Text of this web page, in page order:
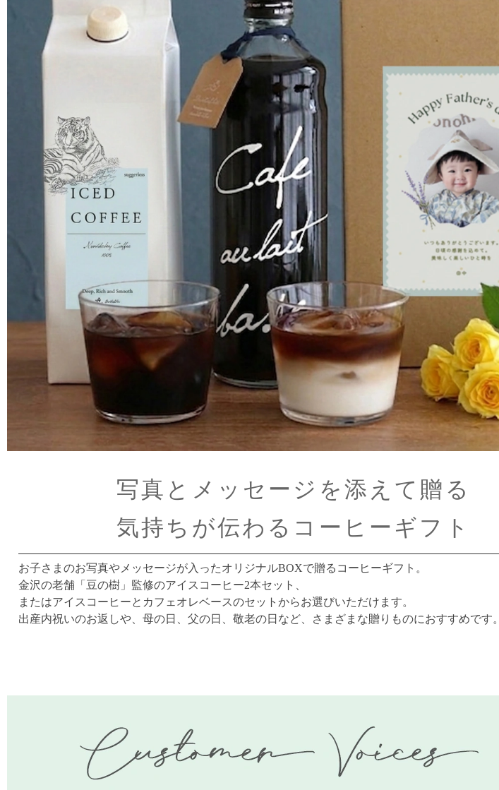
写真とメッセージを添えて贈る
気持ちが伝わるコーヒーギフト
お子さまのお写真やメッセージが入ったオリジナルBOXで贈るコーヒーギフト。
金沢の老舗「豆の樹」監修のアイスコーヒー2本セット、
またはアイスコーヒーとカフェオレベースのセットからお選びいただけます。
出産内祝いのお返しや、母の日、父の日、敬老の日など、さまざまな贈りものにおすすめです。